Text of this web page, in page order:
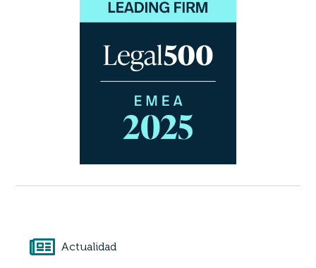
Actualidad